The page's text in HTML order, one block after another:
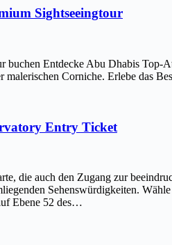
Sightseeingtour
buchen Entdecke Abu Dhabis Top-
malerischen Corniche. Erlebe das
Entry Ticket
die auch den Zugang zur
Sehenswürdigkeiten.
Ebene 52 des…